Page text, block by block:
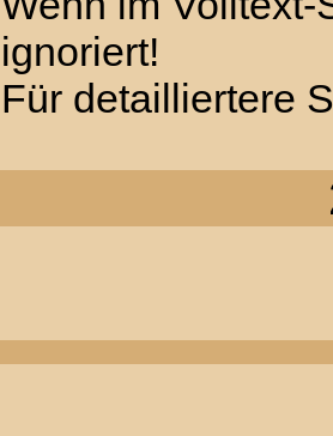
ignoriert!
Für detailliertere